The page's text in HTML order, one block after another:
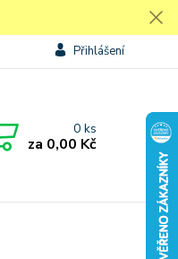
Přihlášení
0ks
za 0,00 Kč